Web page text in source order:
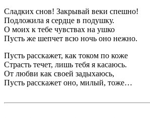
Сладких снов! Закрывай веки спешно!
Подложила я сердце в подушку.
О моих к тебе чувствах на ушко
Пусть же шепчет всю ночь оно нежно.
Пусть расскажет, как током по коже
Страсть течет, лишь тебя я касаюсь.
От любви как своей задыхаюсь,
Пусть расскажет оно, милый, тоже…